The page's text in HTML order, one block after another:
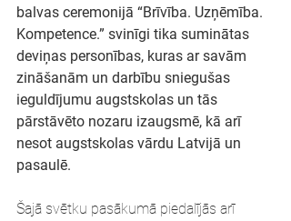
balvas ceremonijā “Brīvība. Uzņēmība.
Kompetence.” svinīgi tika suminātas
deviņas personības, kuras ar savām
zināšanām un darbību sniegušas
ieguldījumu augstskolas un tās
pārstāvēto nozaru izaugsmē, kā arī
nesot augstskolas vārdu Latvijā un
pasaulē.
Šajā svētku pasākumā piedalījās arī